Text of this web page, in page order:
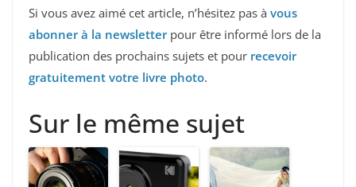
Si vous avez aimé cet article, n’hésitez pas à vous
abonner à la newsletterpour être informé lors de la
publication des prochains sujets et pour recevoir
gratuitement votre livre photo.
Sur le même sujet